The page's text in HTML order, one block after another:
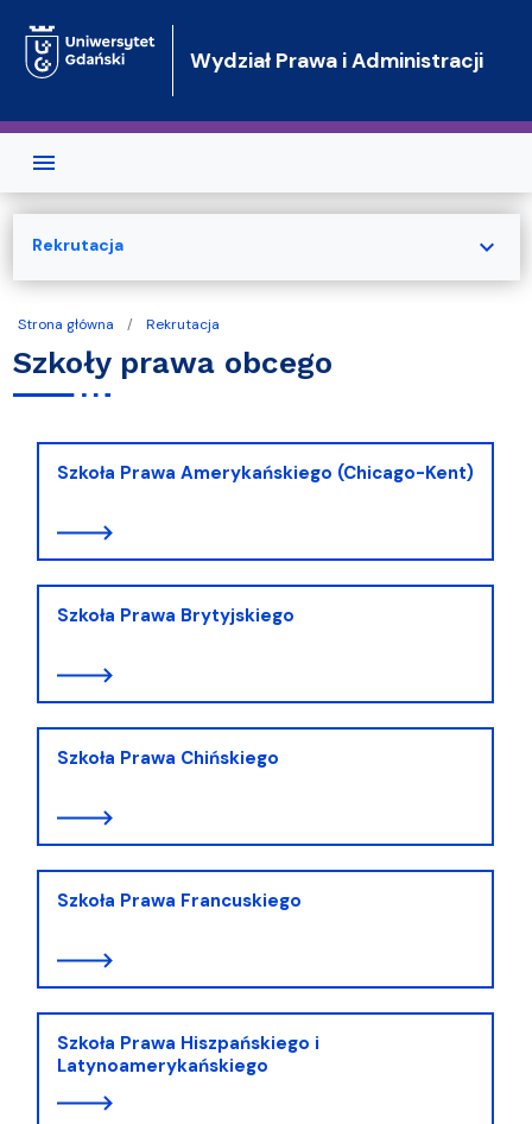
Wydział Prawa i Administracji
Strona główna Rekrutacja
Szkoły prawa obcego
Szkoła Prawa Amerykańskiego (Chicago-Kent)
Szkoła Prawa Brytyjskiego
Szkoła Prawa Chińskiego
Szkoła Prawa Francuskiego
Szkoła Prawa Hiszpańskiego i
Latynoamerykańskiego
Rekrutacja expand_more